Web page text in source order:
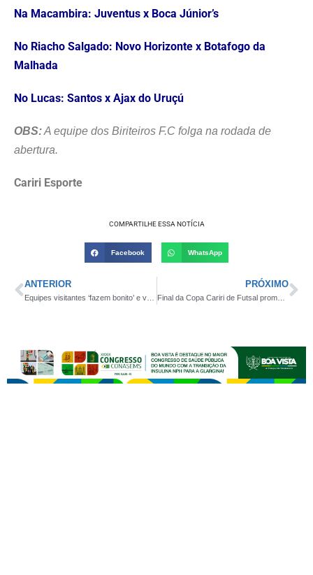
Na Macambira: Juventus x Boca Júnior’s
No Riacho Salgado: Novo Horizonte x Botafogo da
Malhada
No Lucas: Santos x Ajax do Uruçú
OBS:A equipe dos Biriteiros F.C folga na rodada de
abertura.
Cariri Esporte
COMPARTILHE ESSA NOTÍCIA
Facebook WhatsApp
ANTERIOR PRÓXIMO
Final da Copa Cariri de Futsal promete agitar os desportistas da região neste sábado em Cabaceiras